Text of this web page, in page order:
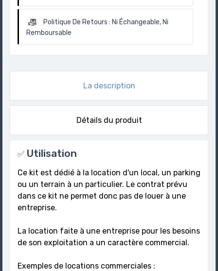
Politique De Retours : Ni Échangeable, Ni
Remboursable
La description
Détails du produit
✅ Utilisation
Ce kit est dédié à la location d'un local, un parking
ou un terrain à un particulier. Le contrat prévu
dans ce kit ne permet donc pas de louer à une
entreprise.
La location faite à une entreprise pour les besoins
de son exploitation a un caractère commercial.
Exemples de locations commerciales :